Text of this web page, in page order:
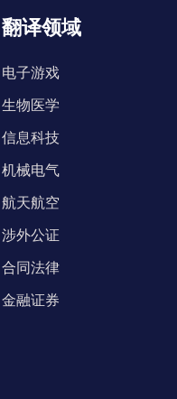
翻译领域
电子游戏
生物医学
信息科技
机械电气
航天航空
涉外公证
合同法律
金融证券